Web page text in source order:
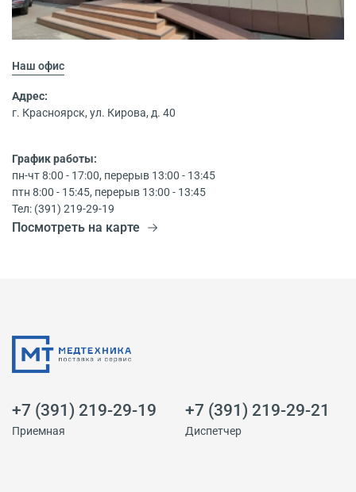
Наш офис
Адрес:
г. Красноярск, ул. Кирова, д. 40
График работы:
пн-чт 8:00 - 17:00, перерыв 13:00 - 13:45
птн 8:00 - 15:45, перерыв 13:00 - 13:45
Тел: (391) 219-29-19
Посмотреть на карте
+7 (391) 219-29-19
Приемная
+7 (391) 219-29-21
Диспетчер